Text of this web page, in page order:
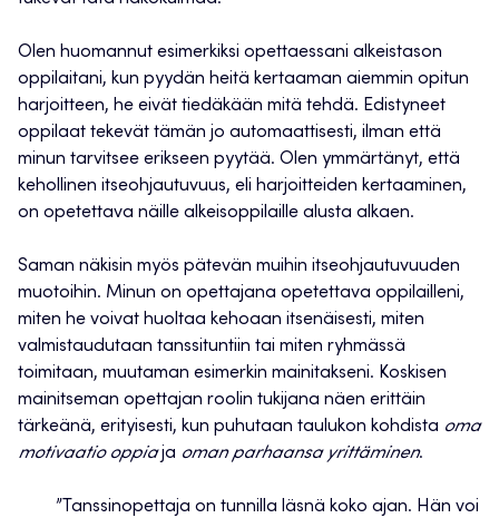
Olen huomannut esimerkiksi opettaessani alkeistason
oppilaitani, kun pyydän heitä kertaaman aiemmin opitun
harjoitteen, he eivät tiedäkään mitä tehdä. Edistyneet
oppilaat tekevät tämän jo automaattisesti, ilman että
minun tarvitsee erikseen pyytää. Olen ymmärtänyt, että
kehollinen itseohjautuvuus, eli harjoitteiden kertaaminen,
on opetettava näille alkeisoppilaille alusta alkaen.
Saman näkisin myös pätevän muihin itseohjautuvuuden
muotoihin. Minun on opettajana opetettava oppilailleni,
miten he voivat huoltaa kehoaan itsenäisesti, miten
valmistaudutaan tanssituntiin tai miten ryhmässä
toimitaan, muutaman esimerkin mainitakseni. Koskisen
mainitseman opettajan roolin tukijana näen erittäin
tärkeänä, erityisesti, kun puhutaan taulukon kohdista oma
motivaatio oppiaja oman parhaansa yrittäminen.
”Tanssinopettaja on tunnilla läsnä koko ajan. Hän voi